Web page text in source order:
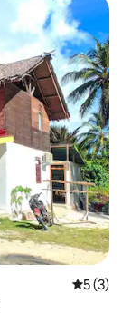
5 de
5 (3)